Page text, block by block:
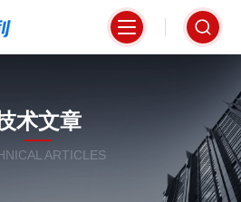
术文章
ARTICLES